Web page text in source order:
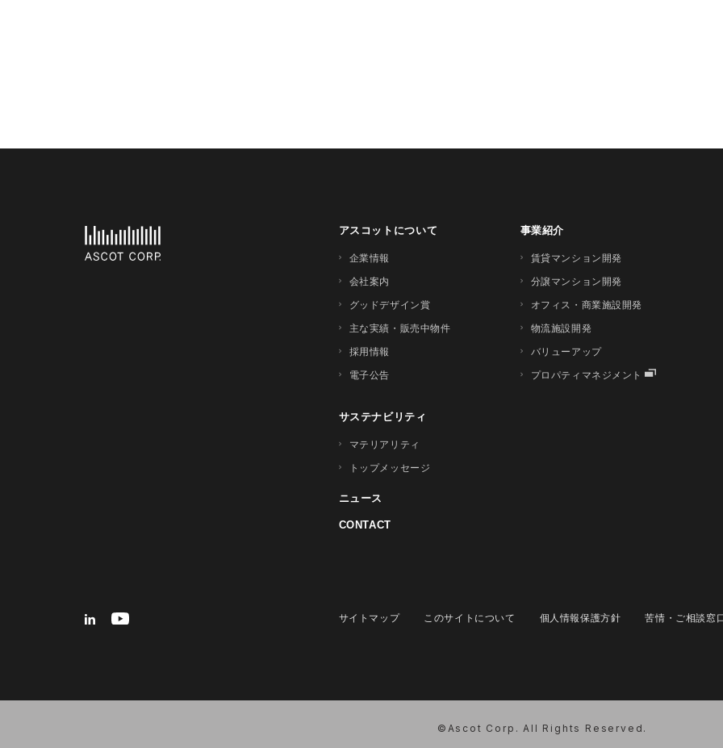
アスコットについて
企業情報
会社案内
グッドデザイン賞
主な実績・販売中物件
採用情報
電子公告
事業紹介
賃貸マンション開発
分譲マンション開発
オフィス・商業施設開発
物流施設開発
バリューアップ
プロパティマネジメント
サステナビリティ
マテリアリティ
トップメッセージ
ニュース
CONTACT
サイトマップ このサイトについて 個人情報保護方針 苦情・ご相談窓
©Ascot Corp. All Rights Reserved.